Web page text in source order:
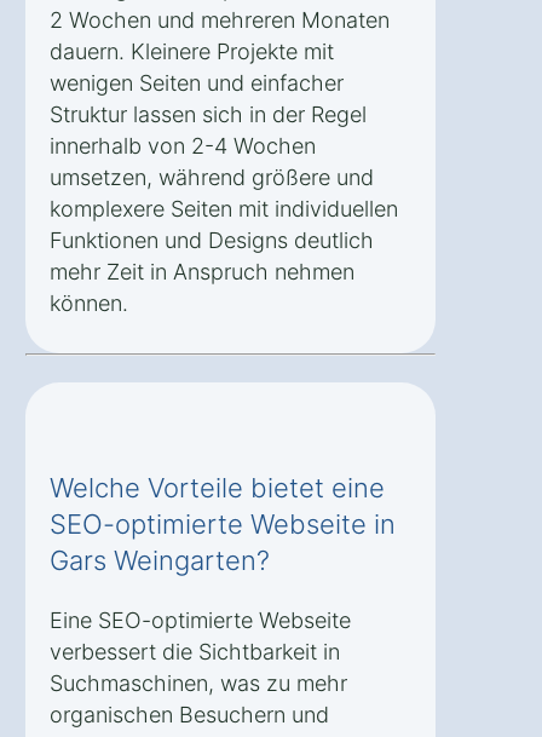
2 Wochen und mehreren Monaten
dauern. Kleinere Projekte mit
wenigen Seiten und einfacher
Struktur lassen sich in der Regel
innerhalb von 2-4 Wochen
umsetzen, während größere und
komplexere Seiten mit individuellen
Funktionen und Designs deutlich
mehr Zeit in Anspruch nehmen
können.
Welche Vorteile bietet eine
SEO-optimierte Webseite in
Gars Weingarten?
Eine SEO-optimierte Webseite
verbessert die Sichtbarkeit in
Suchmaschinen, was zu mehr
organischen Besuchern und